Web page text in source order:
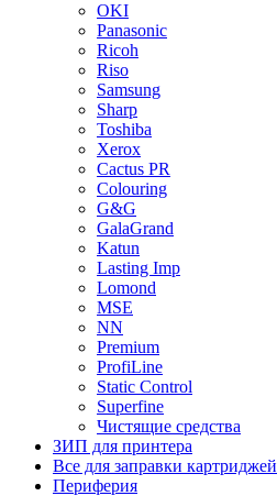
OKI
Panasonic
Ricoh
Riso
Samsung
Sharp
Toshiba
Xerox
Cactus PR
Colouring
G&G
GalaGrand
Katun
Lasting Imp
Lomond
MSE
NN
Premium
ProfiLine
Static Control
Superfine
Чистящие средства
ЗИП для принтера
Все для заправки картриджей
Периферия